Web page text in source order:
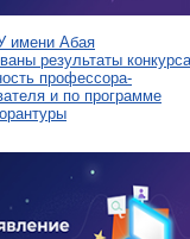
имени Абая
результаты конкурса
профессора-
и по программе